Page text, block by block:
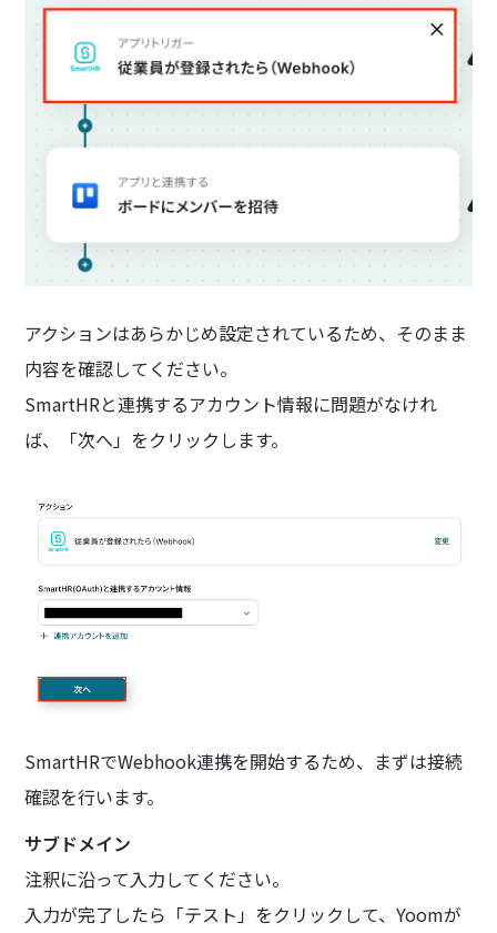
アクションはあらかじめ設定されているため、そのまま
内容を確認してください。
SmartHRと連携するアカウント情報に問題がなけれ
ば、「次へ」をクリックします。
SmartHRでWebhook連携を開始するため、まずは接続
確認を行います。
サブドメイン
注釈に沿って入力してください。
入力が完了したら「テスト」をクリックして、Yoomが